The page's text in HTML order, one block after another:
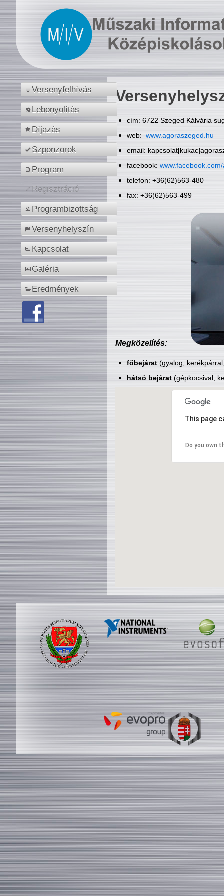
Versenyfelhívás
Lebonyolítás
Díjazás
Szponzorok
Program
Regisztráció
Programbizottság
Versenyhelyszín
Kapcsolat
Galéria
Eredmények
cím: 6722 Szeged Kálvária
web: www.agoraszeged.hu
email:
facebook:
telefon: +36(62)563-480
fax: +36(62)563-499
Megközelítés:
főbejárat(gyalog,
hátsó bejárat(gépkocsival,
This page
Do you own